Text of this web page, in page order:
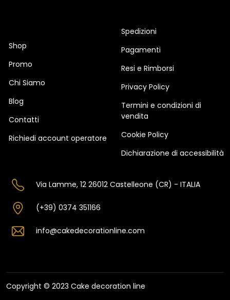
Shop
Promo
Chi Siamo
Blog
Contatti
Richiedi account operatore
Spedizioni
Pagamenti
Resi e Rimborsi
Privacy Policy
Termini e condizioni di
vendita
Cookie Policy
Dichiarazione di accessibilità
Via Lamme, 12 26012 Castelleone (CR) - ITALIA
(+39) 0374 351166
info@cakedecorationline.com
Copyright © 2023 Cake decoration line